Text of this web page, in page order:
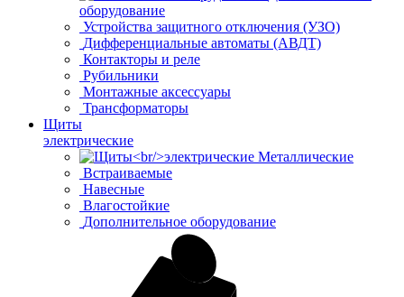
оборудование
Устройства защитного отключения (УЗО)
Дифференциальные автоматы (АВДТ)
Контакторы и реле
Рубильники
Монтажные аксессуары
Трансформаторы
Щиты
электрические
Металлические
Встраиваемые
Навесные
Влагостойкие
Дополнительное оборудование